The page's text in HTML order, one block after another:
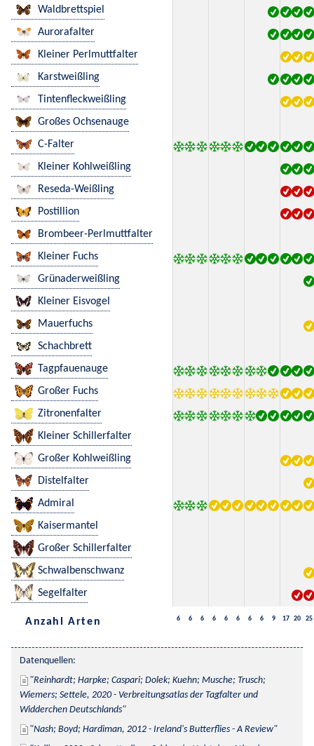
Waldbrettspiel
Aurorafalter
Kleiner Perlmuttfalter
Karstweißling
Tintenfleckweißling
Großes Ochsenauge
C-Falter
Kleiner Kohlweißling
Reseda-Weißling
Postillion
Brombeer-Perlmuttfalter
Kleiner Fuchs
Grünaderweißling
Kleiner Eisvogel
Mauerfuchs
Schachbrett
Tagpfauenauge
Großer Fuchs
Zitronenfalter
Kleiner Schillerfalter
Großer Kohlweißling
Distelfalter
Admiral
Kaisermantel
Großer Schillerfalter
Schwalbenschwanz
Segelfalter
Anzahl Arten 6 6 6 6 6 6 6 6 9 17 20 25
Datenquellen:
Reinhardt; Harpke; Caspari; Dolek; Kuehn; Musche; Trusch;
Wiemers; Settele, 2020 - Verbreitungsatlas der Tagfalter und
Widderchen Deutschlands
Nash; Boyd; Hardiman, 2012 - Ireland's Butterflies - A Review